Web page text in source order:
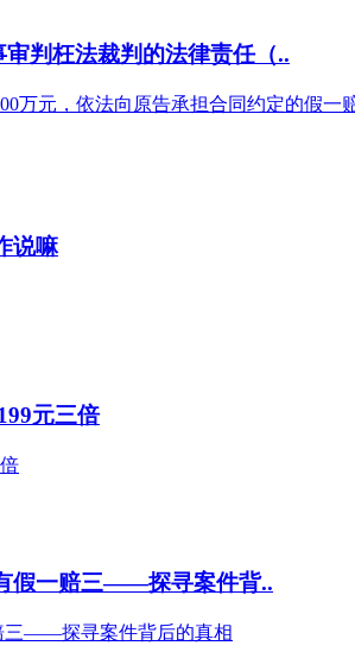
判枉法裁判的法律责任（..
万元，依法向原告承担合同约定的假
说嘛
元三倍
假一赔三——探寻案件背..
三——探寻案件背后的真相